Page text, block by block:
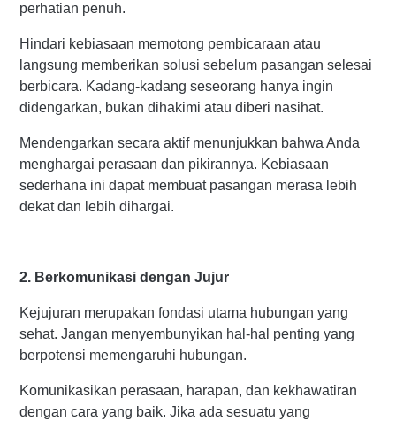
perhatian penuh.
Hindari kebiasaan memotong pembicaraan atau
langsung memberikan solusi sebelum pasangan selesai
berbicara. Kadang-kadang seseorang hanya ingin
didengarkan, bukan dihakimi atau diberi nasihat.
Mendengarkan secara aktif menunjukkan bahwa Anda
menghargai perasaan dan pikirannya. Kebiasaan
sederhana ini dapat membuat pasangan merasa lebih
dekat dan lebih dihargai.
2. Berkomunikasi dengan Jujur
Kejujuran merupakan fondasi utama hubungan yang
sehat. Jangan menyembunyikan hal-hal penting yang
berpotensi memengaruhi hubungan.
Komunikasikan perasaan, harapan, dan kekhawatiran
dengan cara yang baik. Jika ada sesuatu yang